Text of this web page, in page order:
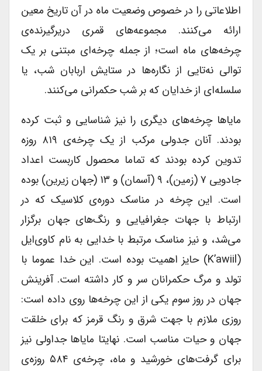
اطلاعاتی را در خصوص وضعیت ماه در آن تاریخ معین
ارائه می‌کنند. مجموعه‌های قمری دریرگیرنده‌ی
چرخه‌های ماه است؛ از جمله چرخه‌ای مبتنی بر یک
توالی نه‌تایی از نگاره‌ها در ستایش اربابان شب، یا
سلسله‌ای از خدایان که بر شب حکمرانی می‌کنند.
مایاها چرخه‌های دیگری را نیز شناسایی و ثبت کرده
بودند. آنان جدولی مرکب از یک چرخه‌ی ۸۱۹ روزه
تدوین کرده بودند که تماما محصول کاربست اعداد
جادویی ۷ (زمین)، ۹ (آسمان) و ۱۳ (جهان زیرین) بوده
است. این چرخه در مناسک دوره‌ی کلاسیک که در
ارتباط با جهات جغرافیایی و رنگ‌های جهان برگزار
می‌شد، و نیز مناسک مرتبط با خدایی به نام کاوی‌ایل
(K’awiil) حایز اهمیت بوده است. این خدا عموما با
تولد و مرگ حکمرانان سر و کار داشته است. آفرینش
جهان در روز سوم یکی از این چرخه‌ها روی داده است:
روزی ملازم با جهت شرق و رنگ قرمز که برای خلقت
جهان و حیات مناسب است. نهایتا مایاها جداولی نیز
برای گرفت‌های خورشید و ماه، چرخه‌ی ۵۸۴ روزه‌ی